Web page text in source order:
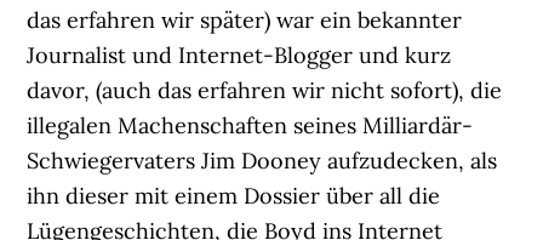
das erfahren wir später) war ein bekannter
Journalist und Internet-Blogger und kurz
davor, (auch das erfahren wir nicht sofort), die
illegalen Machenschaften seines Milliardär-
Schwiegervaters Jim Dooney aufzudecken, als
ihn dieser mit einem Dossier über all die
Lügengeschichten, die Boyd ins Internet